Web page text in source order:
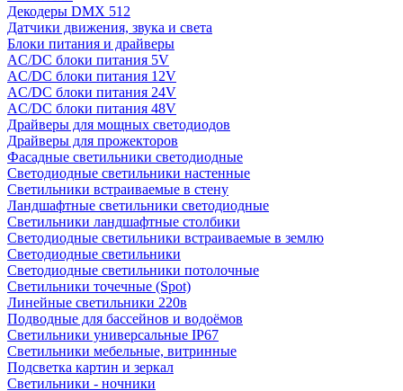
Декодеры DMX 512
Датчики движения, звука и света
Блоки питания и драйверы
AC/DC блоки питания 5V
AC/DC блоки питания 12V
AC/DC блоки питания 24V
AC/DC блоки питания 48V
Драйверы для мощных светодиодов
Драйверы для прожекторов
Фасадные светильники светодиодные
Светодиодные светильники настенные
Светильники встраиваемые в стену
Ландшафтные светильники светодиодные
Светильники ландшафтные столбики
Светодиодные светильники встраиваемые в землю
Светодиодные светильники
Светодиодные светильники потолочные
Светильники точечные (Spot)
Линейные светильники 220в
Подводные для бассейнов и водоёмов
Светильники универсальные IP67
Светильники мебельные, витринные
Подсветка картин и зеркал
Светильники - ночники